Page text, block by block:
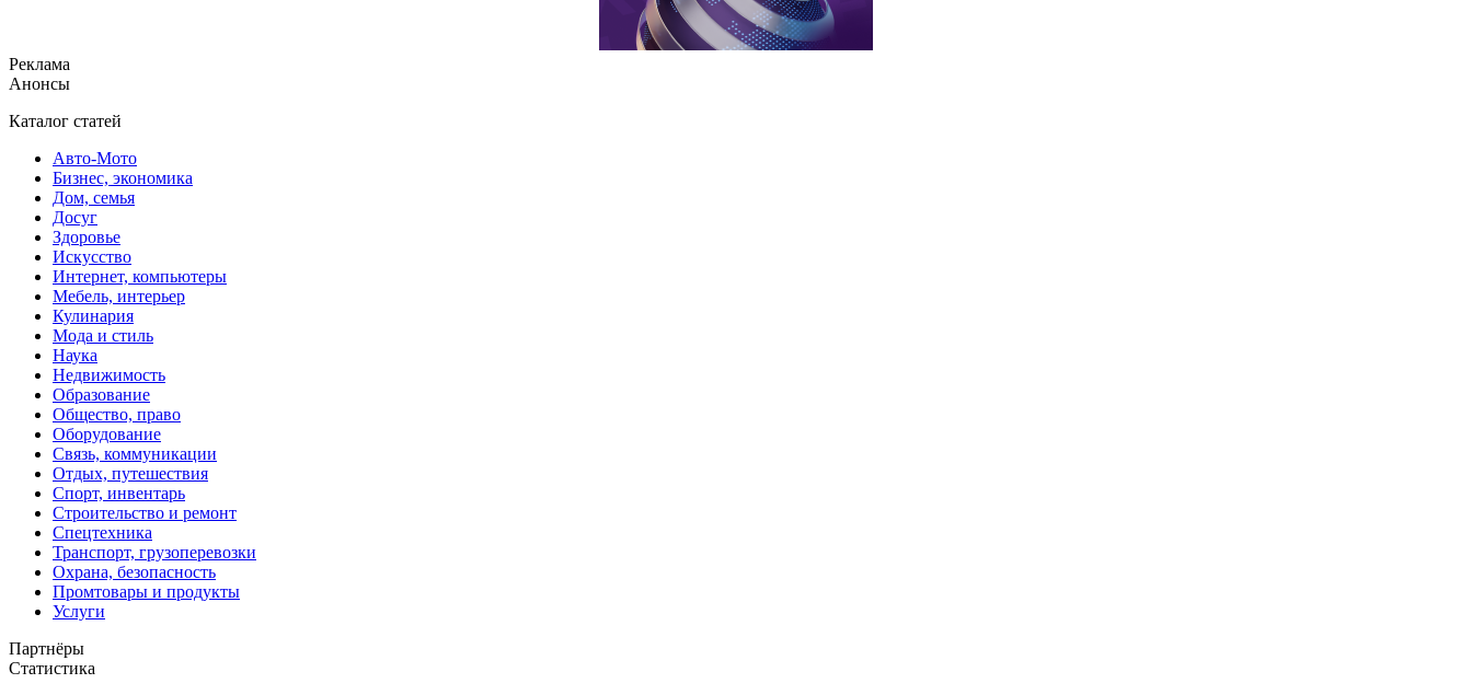
Реклама
Анонсы
Каталог статей
Авто-Мото
Бизнес, экономика
Дом, семья
Досуг
Здоровье
Искусство
Интернет, компьютеры
Мебель, интерьер
Кулинария
Мода и стиль
Наука
Недвижимость
Образование
Общество, право
Оборудование
Связь, коммуникации
Отдых, путешествия
Спорт, инвентарь
Строительство и ремонт
Спецтехника
Транспорт, грузоперевозки
Охрана, безопасность
Промтовары и продукты
Услуги
Партнёры
Статистика